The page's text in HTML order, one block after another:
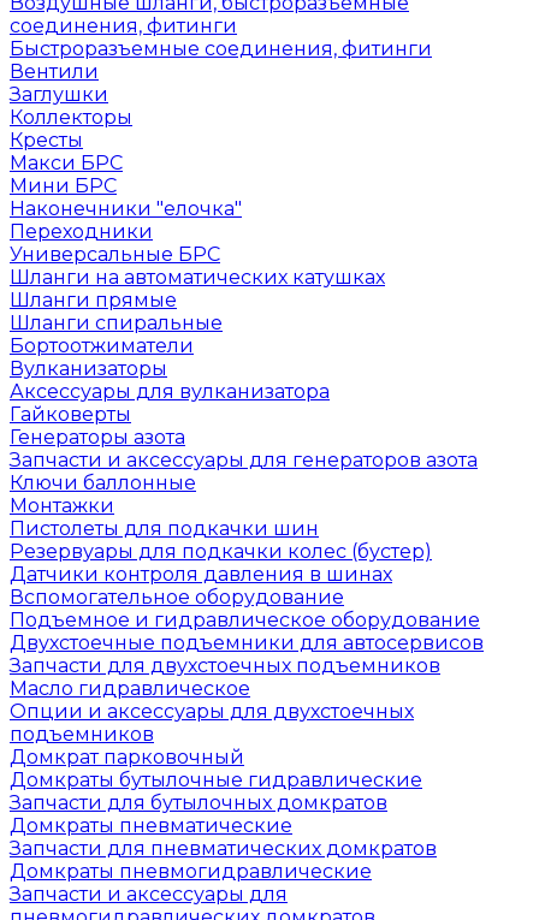
соединения, фитинги
Быстроразъемные соединения, фитинги
Вентили
Заглушки
Коллекторы
Кресты
Макси БРС
Мини БРС
Наконечники "елочка"
Переходники
Универсальные БРС
Шланги на автоматических катушках
Шланги прямые
Шланги спиральные
Бортоотжиматели
Вулканизаторы
Аксессуары для вулканизатора
Гайковерты
Генераторы азота
Запчасти и аксессуары для генераторов азота
Ключи баллонные
Монтажки
Пистолеты для подкачки шин
Резервуары для подкачки колес (бустер)
Датчики контроля давления в шинах
Вспомогательное оборудование
Подъемное и гидравлическое оборудование
Двухстоечные подъемники для автосервисов
Запчасти для двухстоечных подъемников
Масло гидравлическое
Опции и аксессуары для двухстоечных
подъемников
Домкрат парковочный
Домкраты бутылочные гидравлические
Запчасти для бутылочных домкратов
Домкраты пневматические
Запчасти для пневматических домкратов
Домкраты пневмогидравлические
Запчасти и аксессуары для